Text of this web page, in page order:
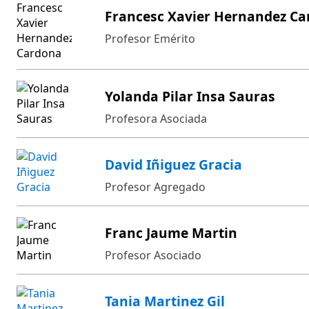
Francesc Xavier Hernandez
Profesor Emérito
Yolanda Pilar Insa Sauras
Profesora Asociada
David Iñiguez Gracia
Profesor Agregado
Franc Jaume Martin
Profesor Asociado
Tania Martinez Gil